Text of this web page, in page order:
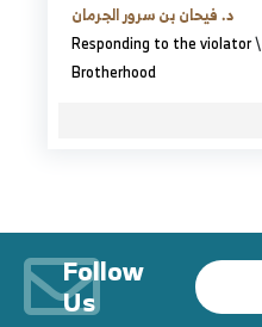
د. فيحان بن سرور الجرمان
Responding to the violator\
Brotherhood
Follow
Us